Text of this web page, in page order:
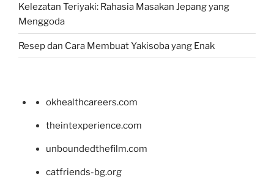
Kelezatan Teriyaki: Rahasia Masakan Jepang yang
Menggoda
Resep dan Cara Membuat Yakisoba yang Enak
okhealthcareers.com
theintexperience.com
unboundedthefilm.com
catfriends-bg.org